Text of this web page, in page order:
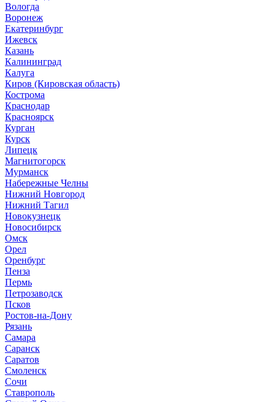
Вологда
Воронеж
Екатеринбург
Ижевск
Казань
Калининград
Калуга
Киров (Кировская область)
Кострома
Краснодар
Красноярск
Курган
Курск
Липецк
Магнитогорск
Мурманск
Набережные Челны
Нижний Новгород
Нижний Тагил
Новокузнецк
Новосибирск
Омск
Орел
Оренбург
Пенза
Пермь
Петрозаводск
Псков
Ростов-на-Дону
Рязань
Самара
Саранск
Саратов
Смоленск
Сочи
Ставрополь